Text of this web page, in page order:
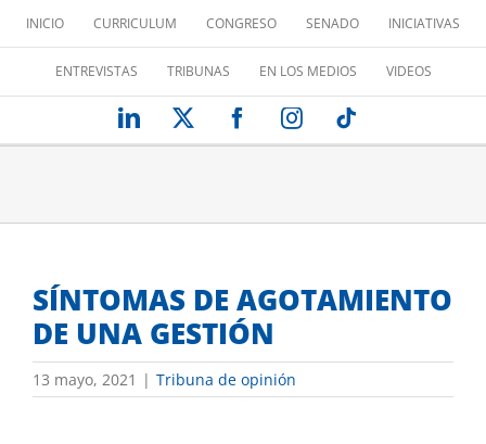
contenido
INICIO CURRICULUM CONGRESO SENADO INICIATIVAS
ENTREVISTAS TRIBUNAS EN LOS MEDIOS VIDEOS
LinkedIn FacebookInstagram
SÍNTOMAS DE AGOTAMIENTO
DE UNA GESTIÓN
13 mayo, 2021 | Tribuna de opinión